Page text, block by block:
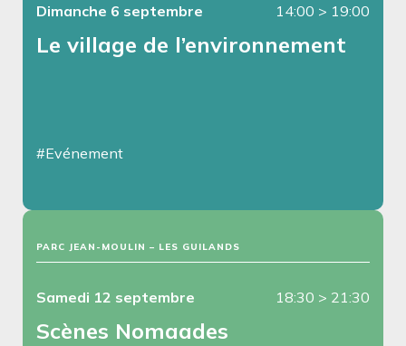
Dimanche 6 septembre 14:00 > 19:00
Le village de l’environnement
#Evénement
PARC JEAN-MOULIN – LES GUILANDS
Samedi 12 septembre 18:30 > 21:30
Scènes Nomaades